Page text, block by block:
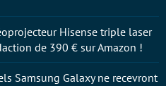
Hisense triple laser
de 390 € sur Amazon !
Samsung Galaxy ne recevront